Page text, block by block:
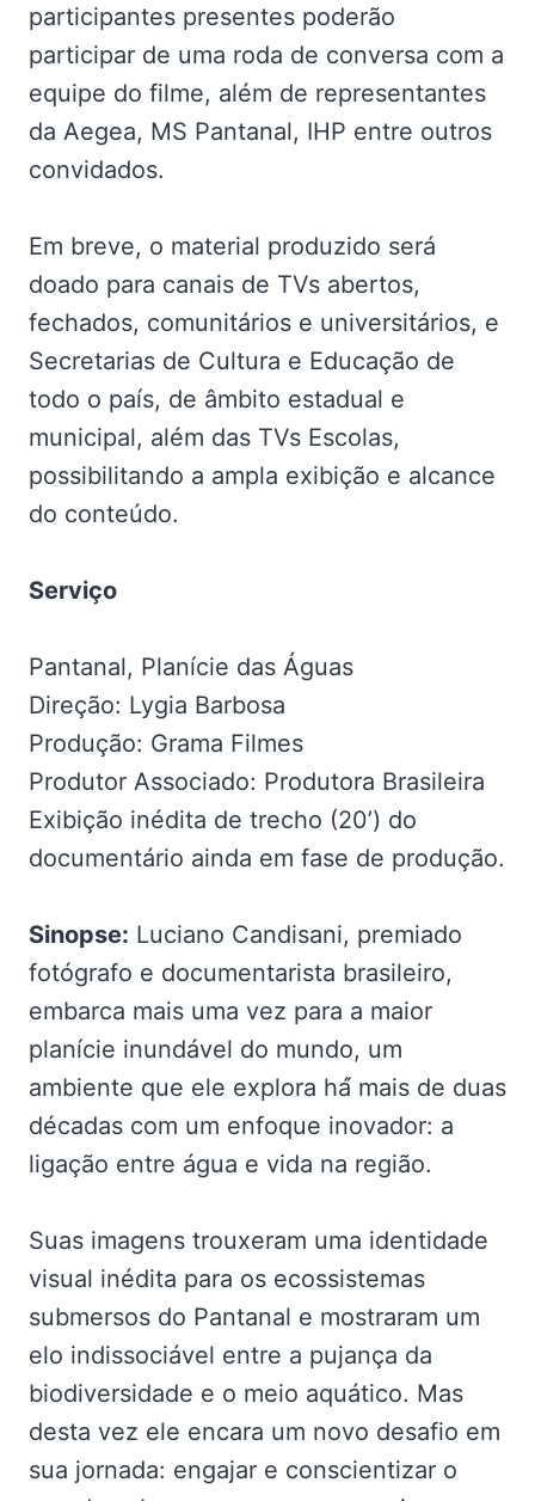
participantes presentes poderão
participar de uma roda de conversa com a
equipe do filme, além de representantes
da Aegea, MS Pantanal, IHP entre outros
convidados.
Em breve, o material produzido será
doado para canais de TVs abertos,
fechados, comunitários e universitários, e
Secretarias de Cultura e Educação de
todo o país, de âmbito estadual e
municipal, além das TVs Escolas,
possibilitando a ampla exibição e alcance
do conteúdo.
Serviço
Pantanal, Planície das Águas
Direção: Lygia Barbosa
Produção: Grama Filmes
Produtor Associado: Produtora Brasileira
Exibição inédita de trecho (20’) do
documentário ainda em fase de produção.
Sinopse: Luciano Candisani, premiado
fotógrafo e documentarista brasileiro,
embarca mais uma vez para a maior
planície inundável do mundo, um
ambiente que ele explora há́ mais de duas
décadas com um enfoque inovador: a
ligação entre água e vida na região.
Suas imagens trouxeram uma identidade
visual inédita para os ecossistemas
submersos do Pantanal e mostraram um
elo indissociável entre a pujança da
biodiversidade e o meio aquático. Mas
desta vez ele encara um novo desafio em
sua jornada: engajar e conscientizar o